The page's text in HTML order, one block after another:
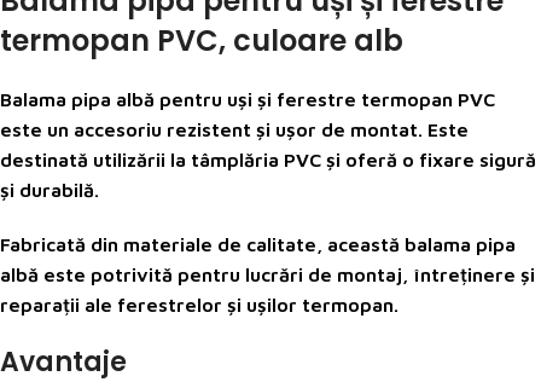
termopan PVC, culoare alb
Balama pipa albă pentru uși și ferestre termopan PVC
este un accesoriu rezistent și ușor de montat. Este
destinată utilizării la tâmplăria PVC și oferă o fixare sigură
și durabilă.
Fabricată din materiale de calitate, această balama pipa
albă este potrivită pentru lucrări de montaj, întreținere și
reparații ale ferestrelor și ușilor termopan.
Avantaje